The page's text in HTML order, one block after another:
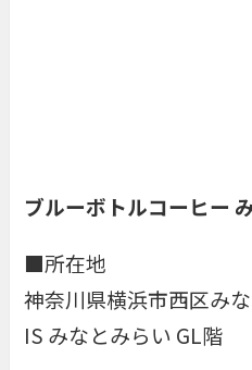
ブルーボトルコーヒー
■所在地
神奈川県横浜市西区み
IS みなとみらい GL階